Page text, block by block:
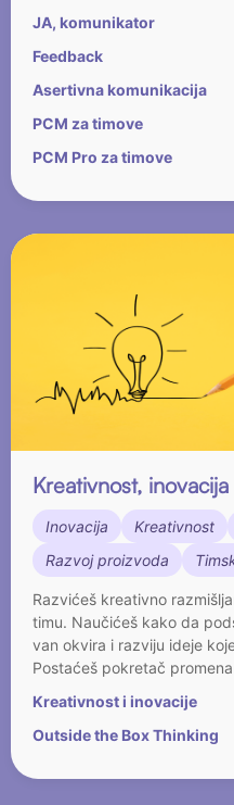
JA, komunikator
Feedback
Asertivna komunikacija
PCM za timove
PCM Pro za timove
Kreativnost,
Inovacija Kreativnost
Razvoj proizvoda
Razvićeš kreativno
timu. Naučićeš kako da
van okvira i razviju ideje
Postaćeš pokretač
Kreativnost i inovacije
Outside the Box Thinking